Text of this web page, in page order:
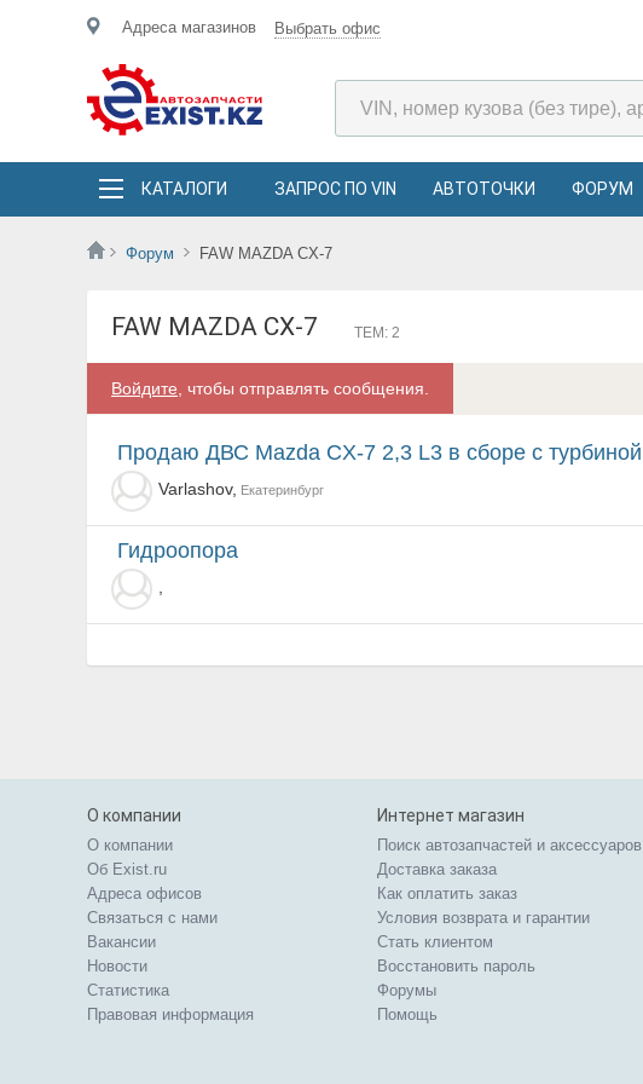
Адреса магазинов Выбрать офис
КАТАЛОГИ ЗАПРОС ПО VIN АВТОТОЧКИ ФОРУМ
Форум FAW MAZDA CX-7
FAW MAZDA CX-7 ТЕМ: 2
Войдите , чтобы отправлять сообщения.
Продаю ДВС Mazda CX-7 2,3 L3 в сборе с турбиной
Varlashov, Екатеринбург
гидроопора
О компании
О компании
Об Exist.ru
Адреса офисов
Связаться с нами
Вакансии
Новости
Статистика
Правовая информация
Интернет магазин
Поиск автозапчастей и аксессуаров
Доставка заказа
Как оплатить заказ
Условия возврата и гарантии
Стать клиентом
Восстановить пароль
Форумы
Помощь